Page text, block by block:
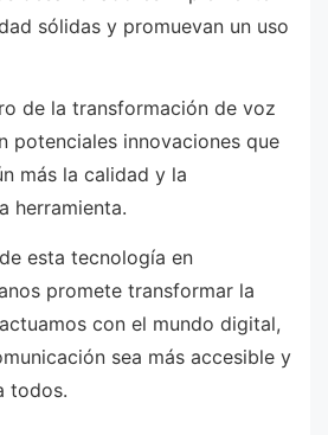
sólidas y promuevan un uso
de la transformación de voz
potenciales innovaciones que
más la calidad y la
herramienta.
esta tecnología en
promete transformar la
con el mundo digital,
sea más accesible y
todos.